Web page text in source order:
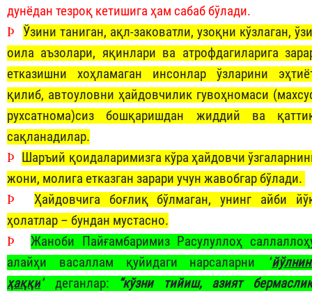
дунёдан тезроқ кетишига ҳам сабаб бўлади.
Þ Ўзини таниган, ақл-заковатли, узоқни кўзлаган,
оила аъзолари, яқинлари ва атрофдагиларига
етказишни хоҳламаган инсонлар ўзларини
қилиб, автоуловни ҳайдовчилик гувоҳномаси
рухсатнома)сиз бошқаришдан жиддий ва
сақланадилар.
Þ
Шаръий қоидаларимизга кўра ҳайдовчи
жони, молига етказган зарари учун жавобгар бўлади.
Þ Ҳайдовчига боғлиқ бўлмаган, унинг айби
ҳолатлар – бундан мустасно.
Þ Жаноби Пайғамбаримиз Расулуллоҳ
алайҳи васаллам қуйидаги нарсаларни
“
ҳаққи” деганлар:
“кўзни тийиш, азият